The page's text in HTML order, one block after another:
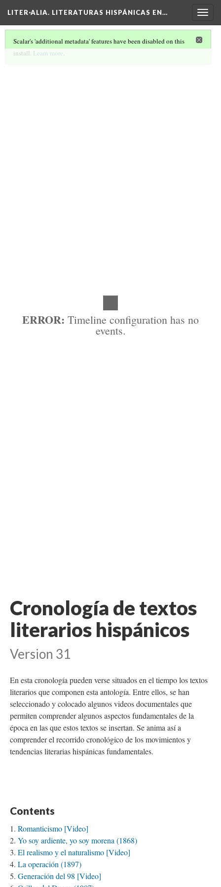
LITER·ALIA. LITERATURAS HISPÁNICAS EN…
Scalar's 'additional metadata' features have been disabled on this
install. Learn more.
ERROR: Timeline configuration has no
events.
Cronología de textos
literarios hispánicos
Version 31
En esta cronología pueden verse situados en el tiempo los textos
literarios que componen esta antología. Entre ellos, se han
seleccionado y colocado algunos videos documentales que
permiten comprender algunos aspectos fundamentales de la
época en las que estos textos se insertan. Se anima así a
comprender el recorrido cronológico de los movimientos y
tendencias literarias hispánicas fundamentales.
Contents
Romanticismo [Video]
Yo soy ardiente, yo soy morena (1868)
El realismo y el naturalismo [Video]
La operación (1897)
Generación del 98 [Video]